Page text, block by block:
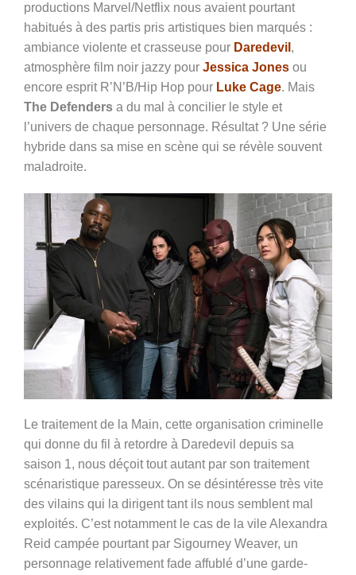
productions Marvel/Netflix nous avaient pourtant
habitués à des partis pris artistiques bien marqués :
ambiance violente et crasseuse pour Daredevil ,
atmosphère film noir jazzy pour Jessica Jones ou
encore esprit R’N’B/Hip Hop pour Luke Cage. Mais
The Defenders a du mal à concilier le style et
l’univers de chaque personnage. Résultat ? Une série
hybride dans sa mise en scène qui se révèle souvent
maladroite.
Le traitement de la Main, cette organisation criminelle
qui donne du fil à retordre à Daredevil depuis sa
saison 1, nous déçoit tout autant par son traitement
scénaristique paresseux. On se désintéresse très vite
des vilains qui la dirigent tant ils nous semblent mal
exploités. C’est notamment le cas de la vile Alexandra
Reid campée pourtant par Sigourney Weaver, un
personnage relativement fade affublé d’une garde-